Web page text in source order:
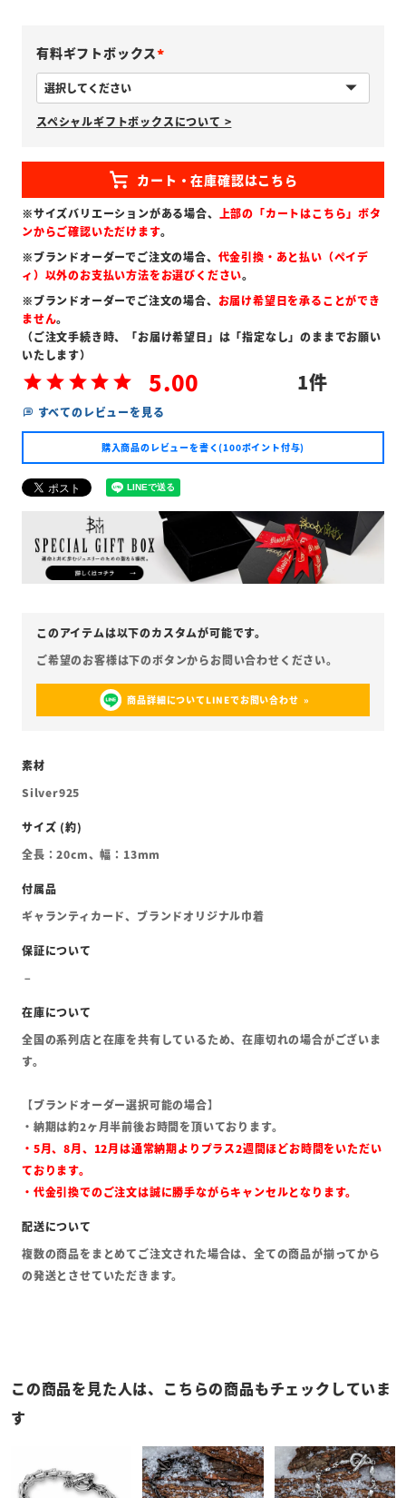
有料ギフトボックス
必
須
)
スペシャルギフトボックスについて >
※サイズバリエーションがある場合、 上部の「カートはこちら」ボタ
ンからご確認いただけます。
※ブランドオーダーでご注文の場合、 代金引換・あと払い（ペイデ
ィ）以外のお支払い方法をお選びください。
※ブランドオーダーでご注文の場合、 お届け希望日を承ることができ
ません。
（ご注文手続き時、「お届け希望日」は「指定なし」のままでお願い
いたします）
5.00 1
すべてのレビューを見る
購入商品のレビューを書く(100ポイント付与)
商品詳細についてLINEでお問い合わせ
Silver925
全長：20cm、幅：13mm
ギャランティカード、ブランドオリジナル巾着
全国の系列店と在庫を共有しているため、在庫切れの場合がございま
す。
【ブランドオーダー選択可能の場合】
・納期は約2ヶ月半前後お時間を頂いております。
・5月、8月、12月は通常納期よりプラス2週間ほどお時間をいただい
ております。
・代金引換でのご注文は誠に勝手ながらキャンセルとなります。
複数の商品をまとめてご注文された場合は、全ての商品が揃ってから
の発送とさせていただきます。
この商品を見た人は、こちらの商品もチェックしていま
す